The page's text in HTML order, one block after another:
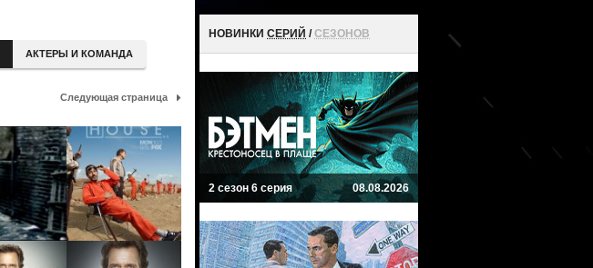
АКТЕРЫ И КОМАНДА
Следующая страница
НОВИНКИ СЕРИЙ /СЕЗОНОВ
2 сезон 6 серия 08.08.2026